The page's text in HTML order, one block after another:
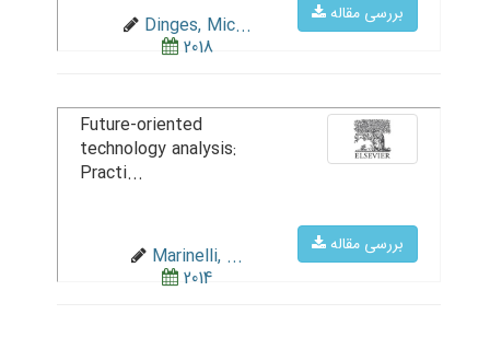
بررسی مقاله
Dinges, Mic...
2018
بررسی مقاله
Future-oriented
technology analysis:
Practi...
Marinelli, ...
2014